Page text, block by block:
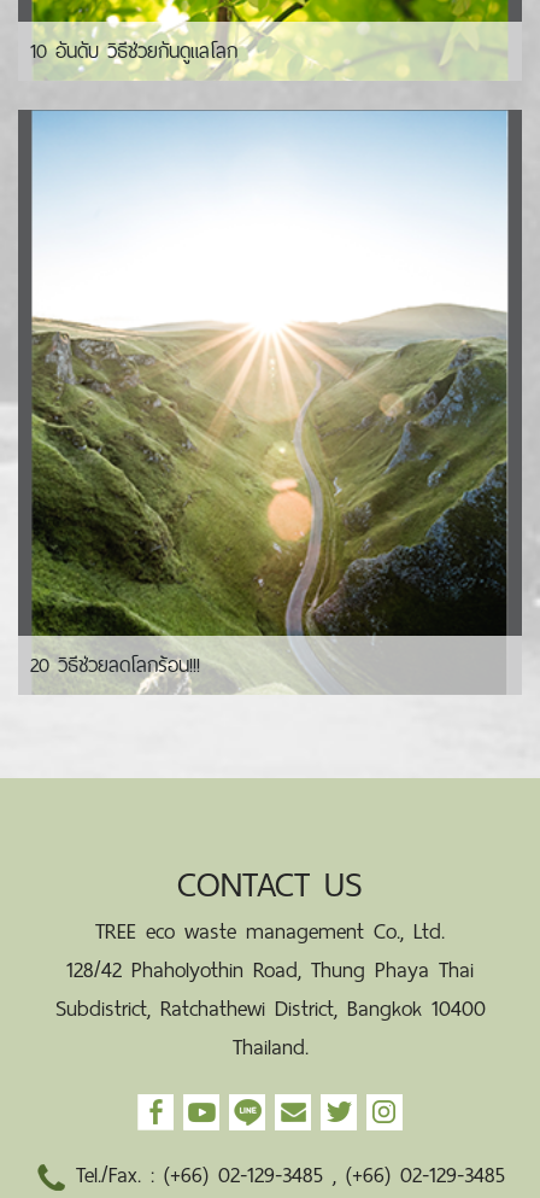
10 อันดับ วิธีช่วยกันดูแลโลก
20 วิธีช่วยลดโลกร้อน!!!
CONTACT US
TREE eco waste management Co., Ltd.
128/42 Phaholyothin Road, Thung Phaya Thai
Subdistrict, Ratchathewi District, Bangkok 10400
Thailand.
Tel./Fax. : (+66) 02-129-3485, (+66) 02-129-3485